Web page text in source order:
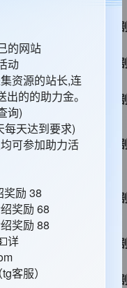
香港
港 香港
香港 香港
香港,中国
香港
港,中国
香港
港 香港
香港 香港
的网站
动
资源的站长,连
的的助力金。
询)
每天达到要求)
可参加助力活
奖励 38
奖励 68
奖励 88
详
客服）